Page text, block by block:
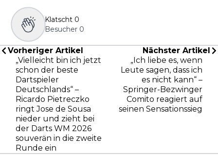
Klatscht 0
Besucher 0
Vorheriger Artikel
„Vielleicht bin ich jetzt
schon der beste
Dartspieler
Deutschlands“ –
Ricardo Pietreczko
ringt Jose de Sousa
nieder und zieht bei
der Darts WM 2026
souverän in die zweite
Runde ein
Nächster Artikel
„Ich liebe es, wenn
Leute sagen, dass ich
es nicht kann“ –
Springer-Bezwinger
Comito reagiert auf
seinen Sensationssieg